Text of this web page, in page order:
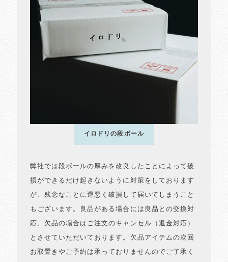
イロドリの段ボール
弊社では段ボールの厚みを改良したことによって破
損ができるだけ起きないように対策をしております
が、残念なことに運悪く破損して届いてしまうこと
もございます。良品がある場合には良品との交換対
応、欠品の場合はご注文のキャンセル（返金対応）
とさせていただいております。欠品アイテムの次回
お取置きやご予約は承っておりませんのでご了承く